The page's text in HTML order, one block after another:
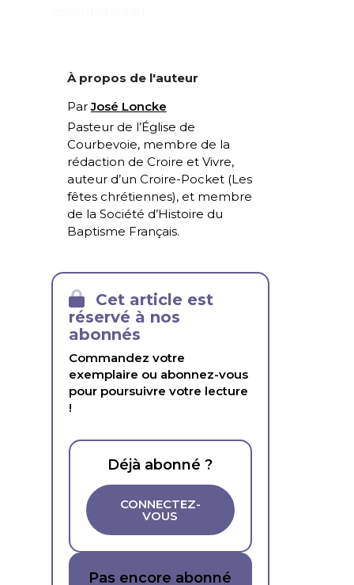
À propos de l'auteur
ParJosé Loncke
Pasteur de l’Église de
Courbevoie, membre de la
rédaction de Croire et Vivre,
auteur d’un Croire-Pocket (Les
fêtes chrétiennes), et membre
de la Société d’Histoire du
Baptisme Français.
Cet article est
réservé à nos
abonnés
Commandez votre
exemplaire ou abonnez-vous
pour poursuivre votre lecture
!
Déjà abonné ?
CONNECTEZ-
VOUS
Pas encore abonné